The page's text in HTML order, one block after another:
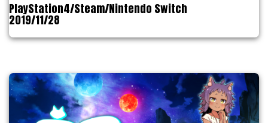
PlayStation4/Steam/Nintendo Switch
2019/11/28